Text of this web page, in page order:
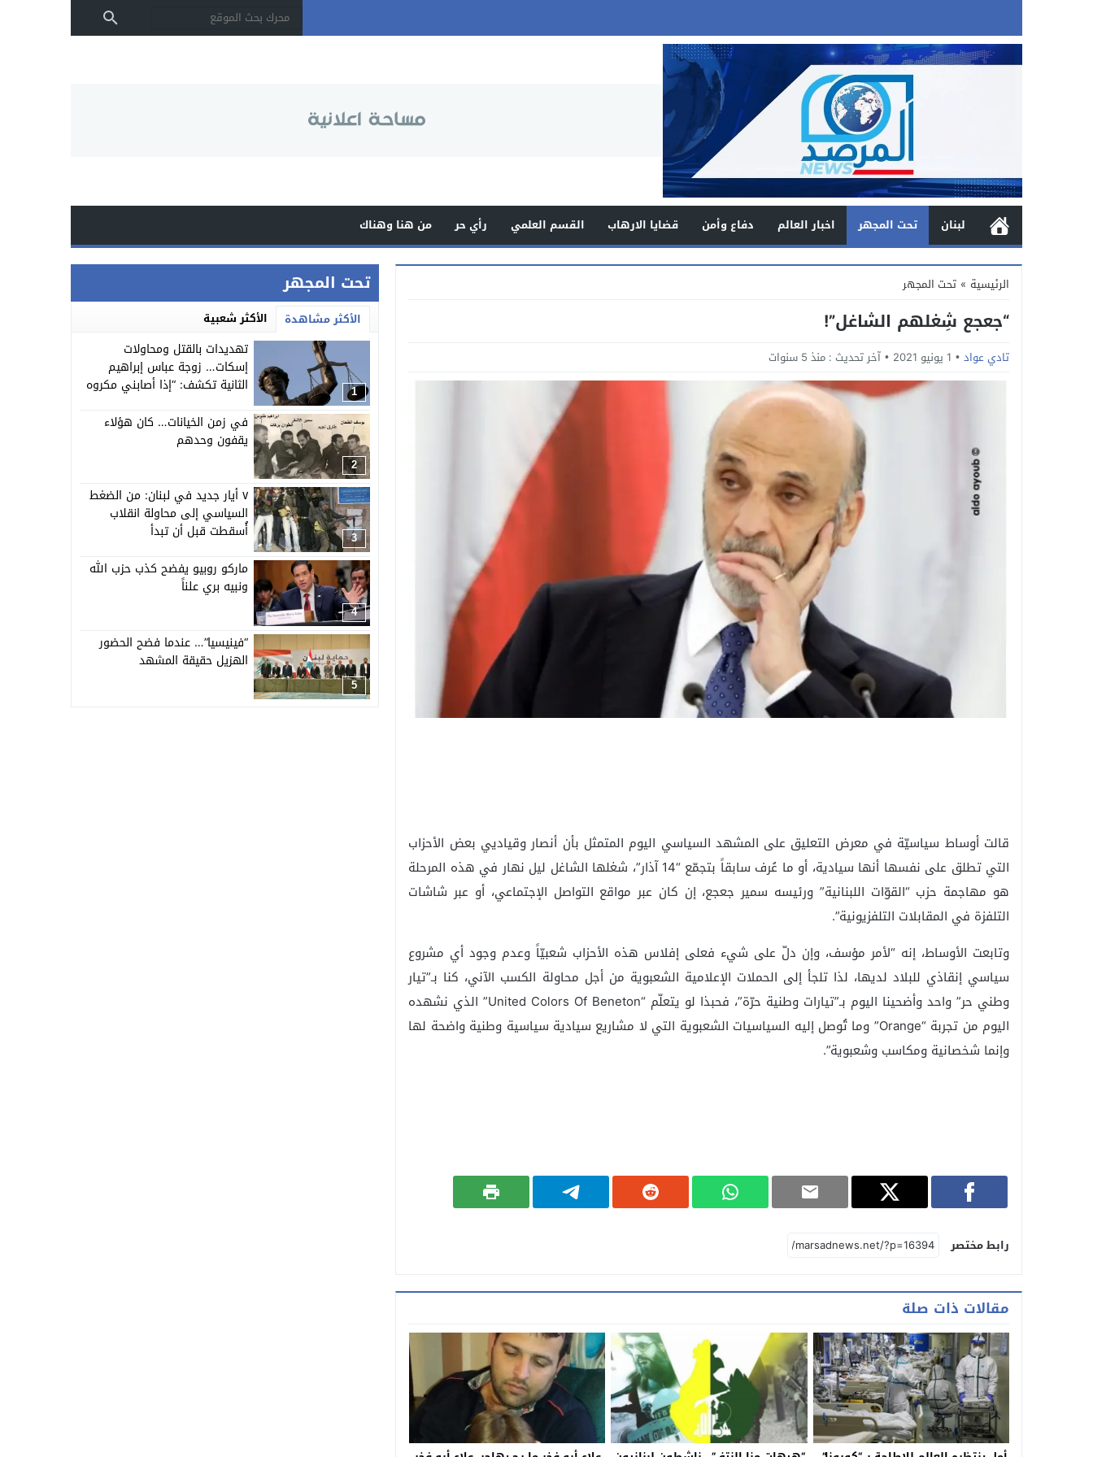
لبنان تحت المجهر اخبار العالم دفاع وأمن قضايا الارهاب القسم العلمي رأي حر من هنا وهناك
الرئيسية » تحت المجهر
“جعجع شِغلهم الشاغل”!
تادي عواد 1 يونيو 2021 آخر تحديث : منذ 5 سنوات
قالت أوساط سياسيّة في معرض التعليق على المشهد السياسي اليوم المتمثل بأن أنصار وقياديي بعض الأحزاب
التي تطلق على نفسها أنها سيادية، أو ما عُرف سابقاً بتجمّع “14 آذار”، شغلها الشاغل ليل نهار في هذه المرحلة
هو مهاجمة حزب “القوّات اللبنانية” ورئيسه سمير جعجع، إن كان عبر مواقع التواصل الإجتماعي، أو عبر شاشات
التلفزة في المقابلات التلفزيونية”.
وتابعت الأوساط، إنه “لأمر مؤسف، وإن دلّ على شيء فعلى إفلاس هذه الأحزاب شعبيّاً وعدم وجود أي مشروع
سياسي إنقاذي للبلاد لديها، لذا تلجأ إلى الحملات الإعلامية الشعبوية من أجل محاولة الكسب الآني، كنا بـ”تيار
وطني حر” واحد وأضحينا اليوم بـ”تيارات وطنية حرّة”، فحبذا لو يتعلّم “United Colors Of Beneton” الذي نشهده
اليوم من تجربة “Orange” وما تُوصل إليه السياسيات الشعبوية التي لا مشاريع سيادية سياسية وطنية واضحة لها
وإنما شخصانية ومكاسب وشعبوية”.
رابط مختصر
مقالات ذات صلة
تحت المجهر
الأكثر مشاهدة الأكثر شعبية
1
تهديدات بالقتل ومحاولات
إسكات… زوجة عباس إبراهيم
الثانية تكشف: “إذا أصابني مكروه
2
في زمن الخيانات… كان هؤلاء
يقفون وحدهم
3
٧ أيار جديد في لبنان: من الضغط
السياسي إلى محاولة انقلاب
أُسقطت قبل أن تبدأ
4
ماركو روبيو يفضح كذب حزب الله
ونبيه بري علناً
5
“فينيسيا”… عندما فضح الحضور
الهزيل حقيقة المشهد